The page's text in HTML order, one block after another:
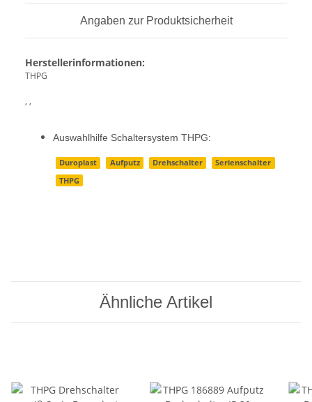
Angaben zur Produktsicherheit
Herstellerinformationen:
THPG
, ,
Auswahlhilfe Schaltersystem THPG:
Duroplast Aufputz Drehschalter
Serienschalter
THPG
Ähnliche Artikel